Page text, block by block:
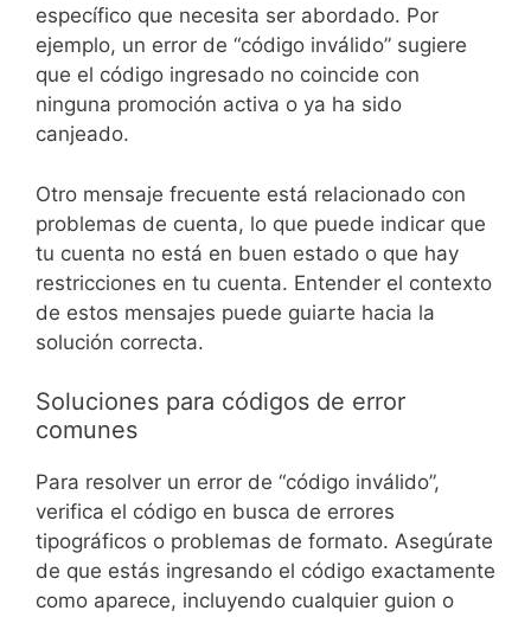
específico que necesita ser abordado. Por
ejemplo, un error de “código inválido” sugiere
que el código ingresado no coincide con
ninguna promoción activa o ya ha sido
canjeado.
Otro mensaje frecuente está relacionado con
problemas de cuenta, lo que puede indicar que
tu cuenta no está en buen estado o que hay
restricciones en tu cuenta. Entender el contexto
de estos mensajes puede guiarte hacia la
solución correcta.
Soluciones para códigos de error
comunes
Para resolver un error de “código inválido”,
verifica el código en busca de errores
tipográficos o problemas de formato. Asegúrate
de que estás ingresando el código exactamente
como aparece, incluyendo cualquier guion o